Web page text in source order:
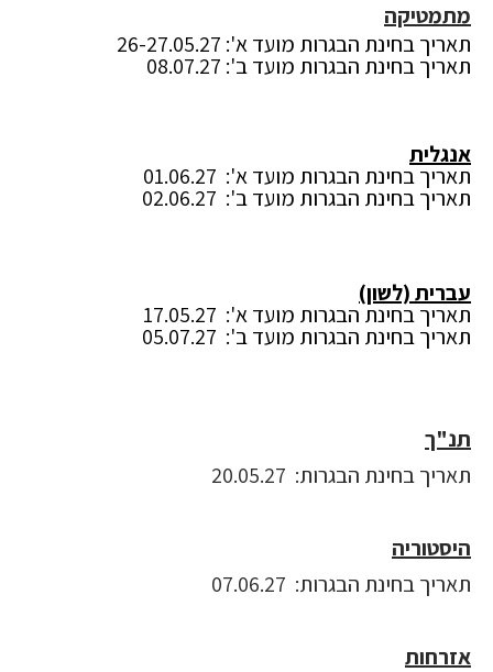
מתמטיקה
תאריך בחינת הבגרות מועד א': 26-27.05.27
תאריך בחינת הבגרות מועד ב': 08.07.27
אנגלית
תאריך בחינת הבגרות מועד א': 01.06.27
תאריך בחינת הבגרות מועד ב': 02.06.27
עברית (לשון)
תאריך בחינת הבגרות מועד א': 17.05.27
תאריך בחינת הבגרות מועד ב': 05.07.27
תנ"ך
תאריך בחינת הבגרות: 20.05.27
היסטוריה
תאריך בחינת הבגרות: 07.06.27
אזרחות